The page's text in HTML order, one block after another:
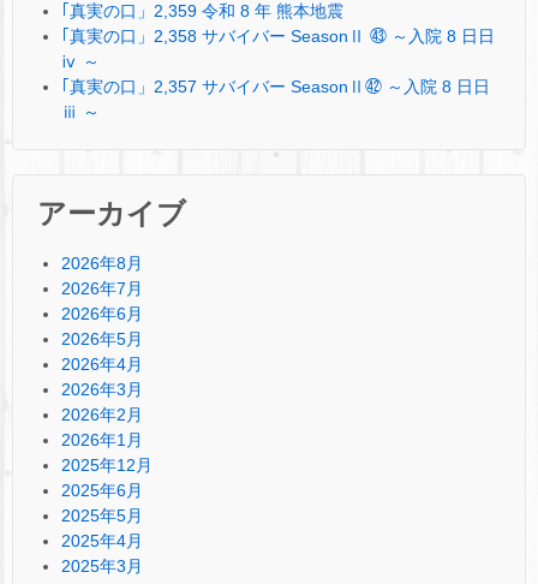
｢真実の口」2,359 令和 8 年 熊本地震
｢真実の口」2,358 サバイバー SeasonⅡ ㊸ ～入院 8 日日
ⅳ ～
｢真実の口」2,357 サバイバー SeasonⅡ㊷ ～入院 8 日日
ⅲ ～
アーカイブ
2026年8月
2026年7月
2026年6月
2026年5月
2026年4月
2026年3月
2026年2月
2026年1月
2025年12月
2025年6月
2025年5月
2025年4月
2025年3月